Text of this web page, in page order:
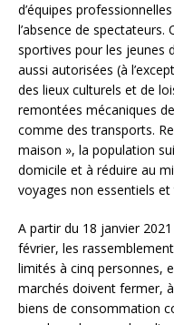
d’équipes
l’absence de
sportives pour les jeunes
aussi autorisées (à
des lieux culturels et de
remontées mécaniques
comme des transports.
maison », la population
domicile et à réduire au
voyages non essentiels
A partir du 18 janvier
février, les
limités à cinq personnes,
marchés doivent fermer,
biens de consommation